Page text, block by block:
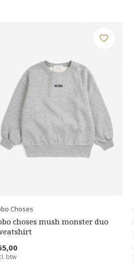
Choses
choses mush monster duo
btw